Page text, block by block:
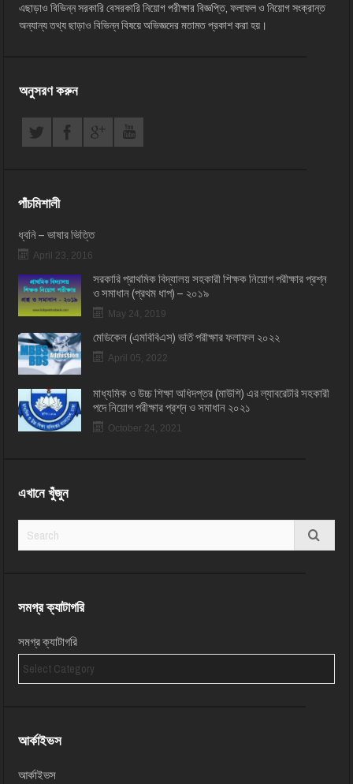
এছাড়াও বিভিন্ন সরকারি বেসরকারি নিয়োগ পরীক্ষার বিজ্ঞপ্তি, ফলাফল ও নিয়োগ সংক্রান্ত
অন্যান্য তথ্য ছাড়াও বিভিন্ন বিষয়ে অভিজ্ঞদের মতামত প্রকাশ করা হয়।
অনুসরণ করুন
পাঁচমিশালী
ধ্বনি – ভাষার ভিত্তি
April 23, 2016
সরকারি প্রাথমিক বিদ্যালয় সহকারী শিক্ষক নিয়োগ পরীক্ষার প্রশ্ন
ও সমাধান (প্রথম ধাপ) – ২০১৯
May 24, 2019
মেডিকেল (এমবিবিএস) ভর্তি পরীক্ষার ফলাফল ২০২২
April 05, 2022
মাধ্যমিক ও উচ্চ শিক্ষা অধিদপ্তর (মাউশি) এর ল্যাবরেটরি সহকারী
পদে নিয়োগ পরীক্ষার প্রশ্ন ও সমাধান ২০২১
October 24, 2021
এখানে খুঁজুন
সমগ্র ক্যাটাগরি
সমগ্র ক্যাটাগরি
আর্কাইভস
আর্কাইভস